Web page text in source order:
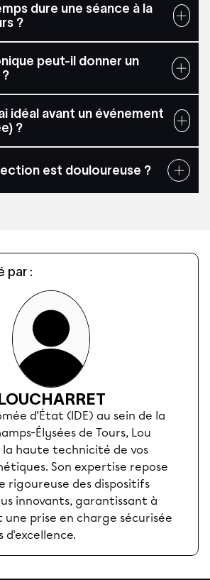
dure une séance à la
?
peut-il donner un
idéal avant un événement
?
est douloureuse ?
par :
CHARRET
d’État (IDE) au sein de la
Élysées de Tours, Lou
la haute technicité de vos
Son expertise repose
rigoureuse des dispositifs
innovants, garantissant à
prise en charge sécurisée
d'excellence.